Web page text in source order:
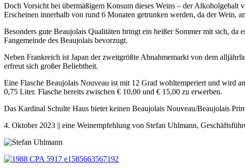
Doch Vorsicht bei übermäßigem Konsum dieses Weins – der
Erscheinen innerhalb von rund 6 Monaten getrunken werden, da der Wein,
Besonders gute Beaujolais Qualitäten bringt ein heißer Sommer mit sich,
Fangemeinde des Beaujolais bevorzugt.
Neben Frankreich ist Japan der zweitgrößte Abnahmemarkt von dem
erfreut sich großer Beliebtheit.
Eine Flasche Beaujolais Nouveau ist mit 12 Grad wohltemperiert und wird
0,75 Liter. Flasche bereits zwischen € 10,00 und € 15,00 zu erwerben.
Das Kardinal Schulte Haus bietet keinen Beaujolais Nouveau/Beaujolais
4. Oktober 2023 || eine Weinempfehlung von Stefan Uhlmann,